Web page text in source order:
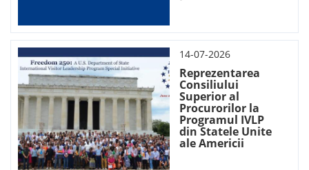
14-07-2026
Reprezentarea
Consiliului
Superior al
Procurorilor la
Programul IVLP
din Statele Unite
ale Americii